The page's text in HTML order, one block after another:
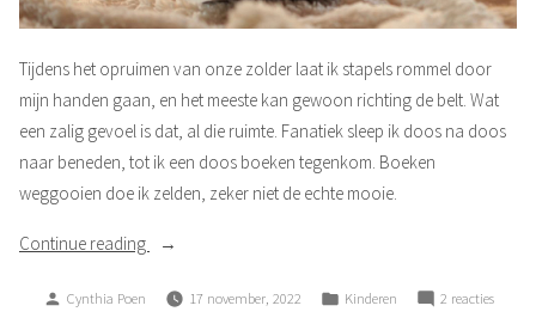
Tijdens het opruimen van onze zolder laat ik stapels rommel door
mijn handen gaan, en het meeste kan gewoon richting de belt. Wat
een zalig gevoel is dat, al die ruimte. Fanatiek sleep ik doos na doos
naar beneden, tot ik een doos boeken tegenkom. Boeken
weggooien doe ik zelden, zeker niet de echte mooie.
Continue reading “Voorlezen”
Posted
Cynthia Poen 17 november, 2022
Posted
Kinderen 2 reactiesop